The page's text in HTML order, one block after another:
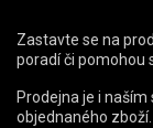
Zastavte se na
poradí či pomohou
Prodejna je i
objednaného zboží.